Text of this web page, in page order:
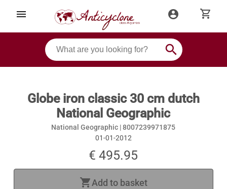
menu account_circle shopping_cart
search
Globe iron classic 30 cm dutch
National Geographic
National Geographic |8007239971875
01-01-2012
€ 495.95
shopping_cartAdd to basket